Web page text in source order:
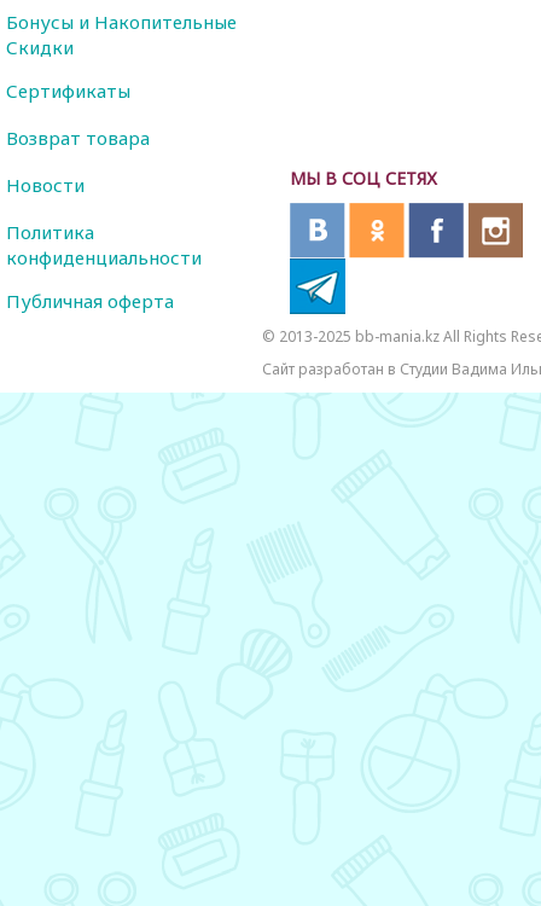
МЫ В СОЦ СЕТЯХ
Бонусы и Накопительные
Скидки
Сертификаты
Возврат товара
Новости
Политика
конфиденциальности
Публичная оферта
© 2013-2025 bb-mania.kz All Rights
Сайт разработан в Студии Вадима